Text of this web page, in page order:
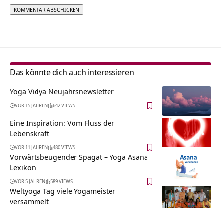
Das könnte dich auch interessieren
Yoga Vidya Neujahrsnewsletter
VOR 15 JAHREN 642 VIEWS
Eine Inspiration: Vom Fluss der
Lebenskraft
VOR 11 JAHREN 480 VIEWS
Vorwärtsbeugender Spagat – Yoga Asana
Lexikon
VOR 5 JAHREN 589 VIEWS
Weltyoga Tag viele Yogameister
versammelt